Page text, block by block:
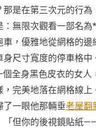
是在第三次元的行
無限次觀看一部名
，優雅地從網格的
尺寸寬度的停車格
個全身黑色皮衣的女
完美地落在網格線
了一眼他那輛垂老屋翻
但你的後視鏡貼紙